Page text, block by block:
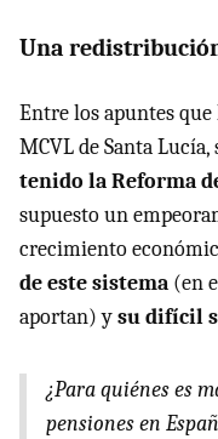
Una
Entre los apuntes
MCVL de Santa Lucía,
tenido la Reforma
supuesto un
crecimiento
de este sistema (en
aportan) ysu difícil
¿Para quiénes es
pensiones en